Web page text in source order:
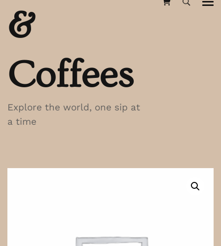
&
Coffees
Explore the world, one sip at
a time